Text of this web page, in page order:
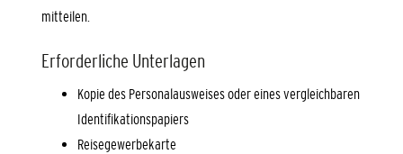
mitteilen.
Erforderliche Unterlagen
Kopie des Personalausweises oder eines vergleichbaren
Identifikationspapiers
Reisegewerbekarte